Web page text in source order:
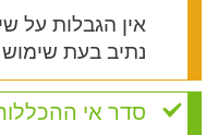
אין הגבלות על
נתיב בעת
סדר אי